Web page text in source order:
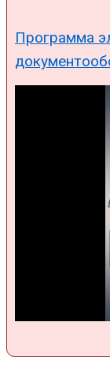
Программа